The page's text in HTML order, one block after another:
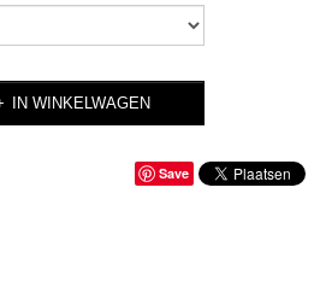
IN WINKELWAGEN
Save